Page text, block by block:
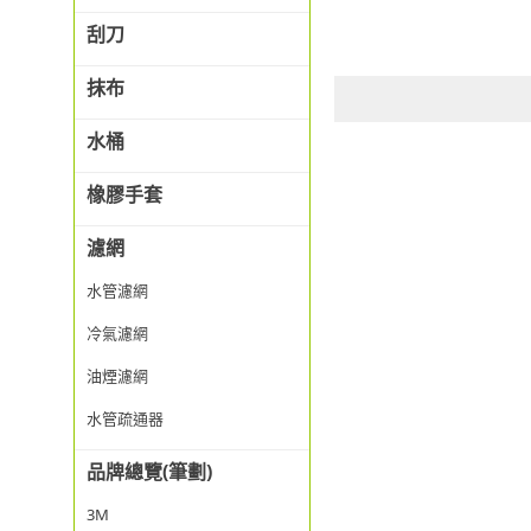
刮刀
抹布
水桶
橡膠手套
濾網
水管濾網
冷氣濾網
油煙濾網
水管疏通器
品牌總覽(筆劃)
3M